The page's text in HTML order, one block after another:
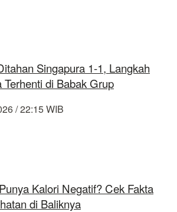
Singapura 1-1, Langkah
di Babak Grup
/ 22:15 WIB
Kalori Negatif? Cek Fakta
di Baliknya